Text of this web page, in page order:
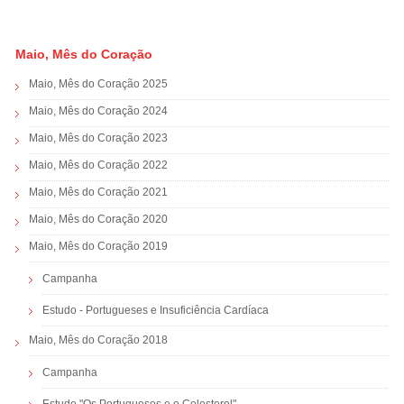
Maio, Mês do Coração
Maio, Mês do Coração 2025
Maio, Mês do Coração 2024
Maio, Mês do Coração 2023
Maio, Mês do Coração 2022
Maio, Mês do Coração 2021
Maio, Mês do Coração 2020
Maio, Mês do Coração 2019
Campanha
Estudo - Portugueses e Insuficiência Cardíaca
Maio, Mês do Coração 2018
Campanha